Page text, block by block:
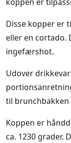
Disse kopper er
eller en cortado.
ingefærshot.
Udover
til
Koppen er
ca. 1230 grader.